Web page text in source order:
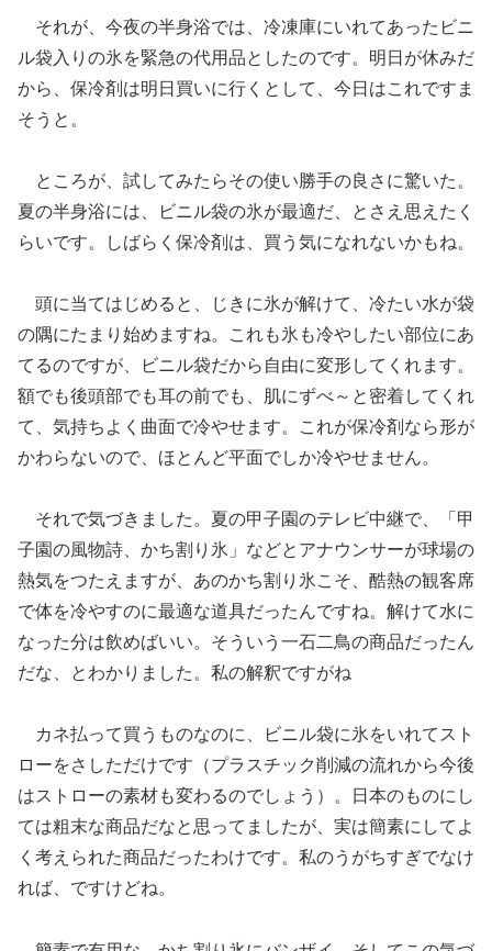
それが、今夜の半身浴では、冷凍庫にいれてあったビニ
ル袋入りの氷を緊急の代用品としたのです。明日が休みだ
から、保冷剤は明日買いに行くとして、今日はこれですま
そうと。
ところが、試してみたらその使い勝手の良さに驚いた。
夏の半身浴には、ビニル袋の氷が最適だ、とさえ思えたく
らいです。しばらく保冷剤は、買う気になれないかもね。
頭に当てはじめると、じきに氷が解けて、冷たい水が袋
の隅にたまり始めますね。これも氷も冷やしたい部位にあ
てるのですが、ビニル袋だから自由に変形してくれます。
額でも後頭部でも耳の前でも、肌にずべ～と密着してくれ
て、気持ちよく曲面で冷やせます。これが保冷剤なら形が
かわらないので、ほとんど平面でしか冷やせません。
それで気づきました。夏の甲子園のテレビ中継で、「甲
子園の風物詩、かち割り氷」などとアナウンサーが球場の
熱気をつたえますが、あのかち割り氷こそ、酷熱の観客席
で体を冷やすのに最適な道具だったんですね。解けて水に
なった分は飲めばいい。そういう一石二鳥の商品だったん
だな、とわかりました。私の解釈ですがね
カネ払って買うものなのに、ビニル袋に氷をいれてスト
ローをさしただけです（プラスチック削減の流れから今後
はストローの素材も変わるのでしょう）。日本のものにし
ては粗末な商品だなと思ってましたが、実は簡素にしてよ
く考えられた商品だったわけです。私のうがちすぎでなけ
れば、ですけどね。